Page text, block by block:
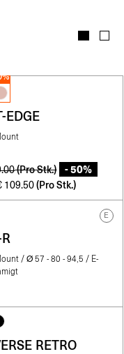
EDGE
(Pro Stk.) - 50%
109.50 (Pro Stk.)
E
/ Ø 57 - 80 - 94,5 / E-
RETRO